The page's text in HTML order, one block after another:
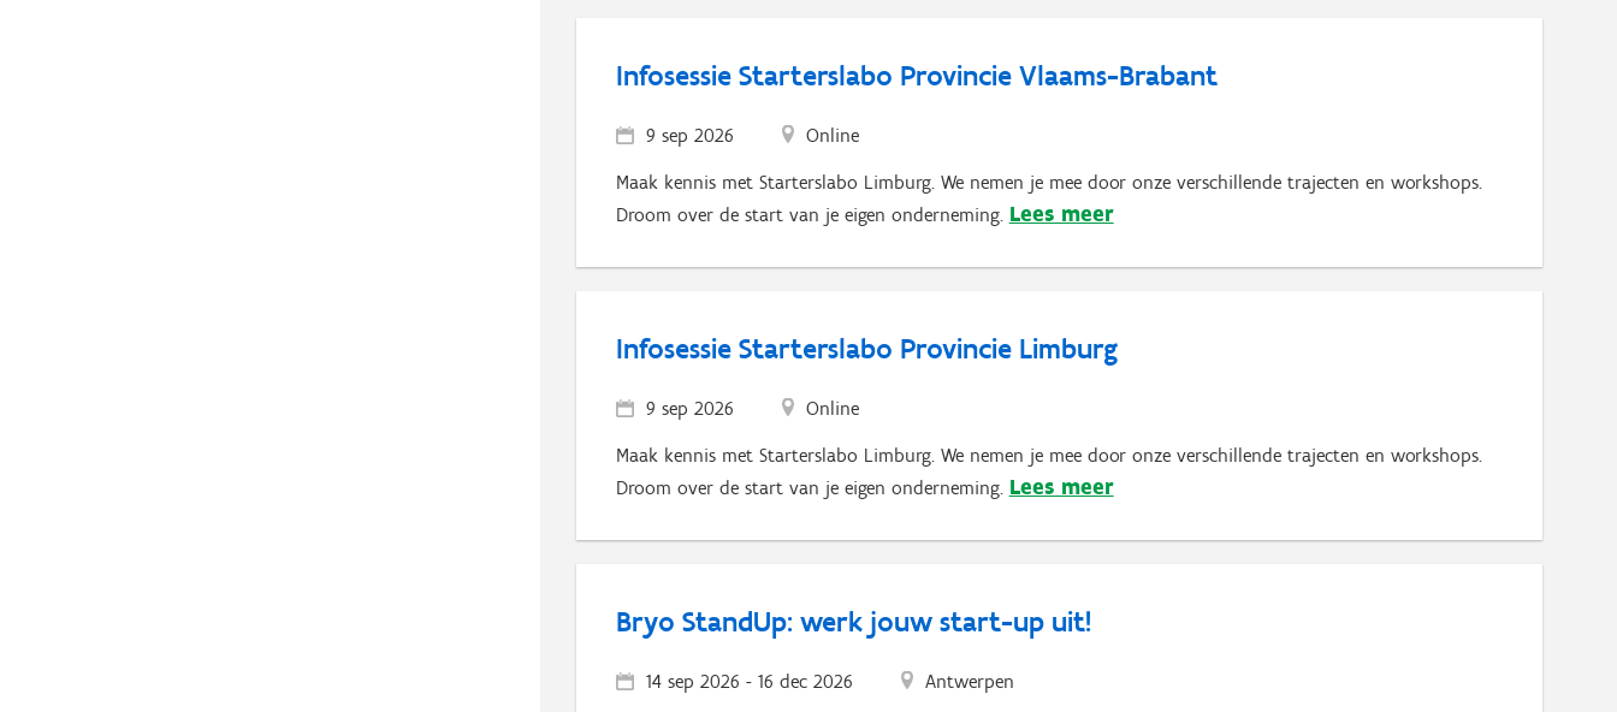
Infosessie Starterslabo Provincie Vlaams-Brabant
9 sep 2026 Online
Maak kennis met Starterslabo Limburg. We nemen je mee door onze verschillende trajecten en workshops.
Droom over de start van je eigen onderneming. Lees meer
Infosessie Starterslabo Provincie Limburg
9 sep 2026 Online
Maak kennis met Starterslabo Limburg. We nemen je mee door onze verschillende trajecten en workshops.
Droom over de start van je eigen onderneming. Lees meer
Bryo StandUp: werk jouw start-up uit!
14 sep 2026 - 16 dec 2026 Antwerpen